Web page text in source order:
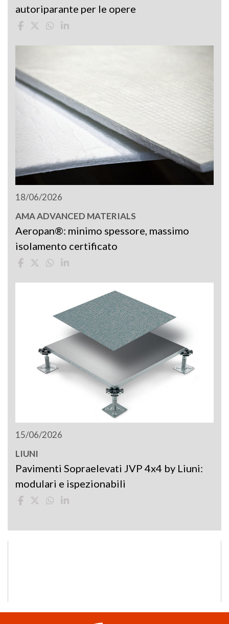
autoriparante per le opere
18/06/2026
AMA ADVANCED MATERIALS
Aeropan®: minimo spessore, massimo
isolamento certificato
15/06/2026
LIUNI
Pavimenti Sopraelevati JVP 4x4 by Liuni:
modulari e ispezionabili